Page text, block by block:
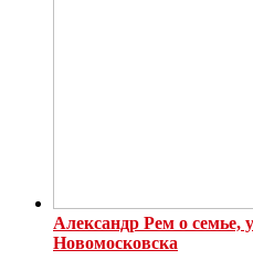
Александр Рем о семье,
Новомосковска